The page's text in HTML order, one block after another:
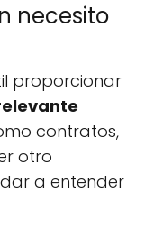
necesito
proporcionar
contratos,
otro
a entender